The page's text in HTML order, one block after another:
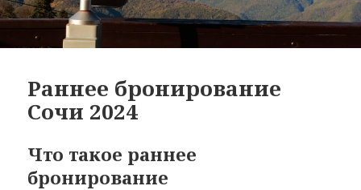
Раннее бронирование
Сочи 2024
Что такое раннее
бронирование